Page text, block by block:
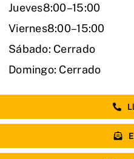
Jueves8:00–15:00
Viernes8:00–15:00
Sábado: Cerrado
Domingo: Cerrado